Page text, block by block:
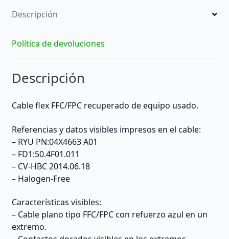
Reacondicionado
Descripción
Política de devoluciones
Descripción
Cable flex FFC/FPC recuperado de equipo usado.
Referencias y datos visibles impresos en el cable:
– RYU PN:04X4663 A01
– FD1:50.4F01.011
– CV-HBC 2014.06.18
– Halogen-Free
Características visibles:
– Cable plano tipo FFC/FPC con refuerzo azul en un
extremo.